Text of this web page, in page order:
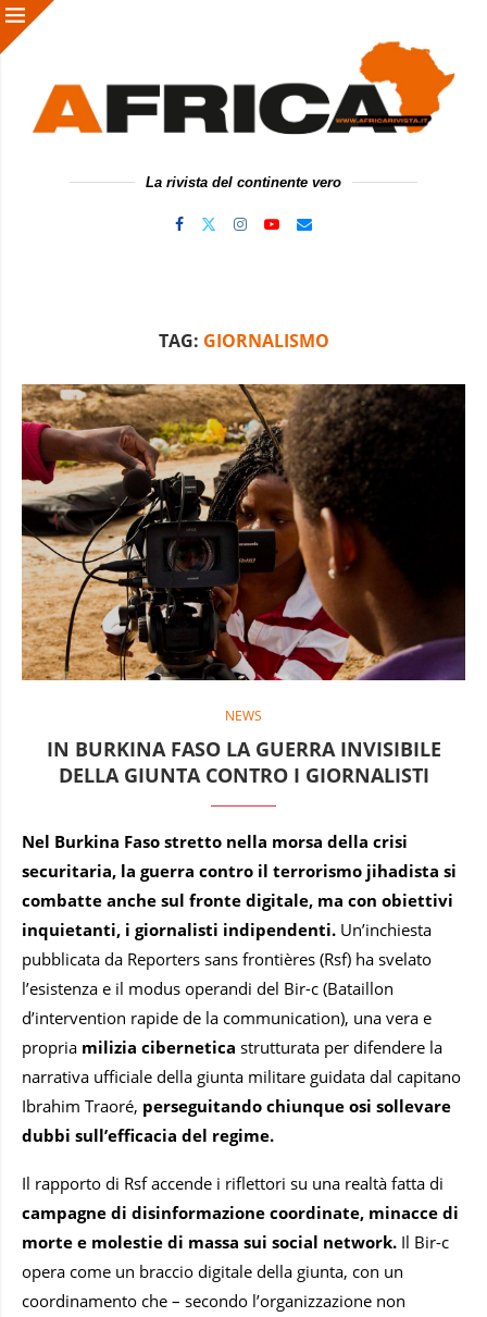
La rivista del continente vero
TAG: GIORNALISMO
NEWS
IN BURKINA FASO LA GUERRA INVISIBILE
DELLA GIUNTA CONTRO I GIORNALISTI
Nel Burkina Faso stretto nella morsa della crisi
securitaria, la guerra contro il terrorismo jihadista si
combatte anche sul fronte digitale, ma con obiettivi
inquietanti, i giornalisti indipendenti. Un’inchiesta
pubblicata da Reporters sans frontières (Rsf) ha svelato
l’esistenza e il modus operandi del Bir-c (Bataillon
d’intervention rapide de la communication), una vera e
propria milizia cibernetica strutturata per difendere la
narrativa ufficiale della giunta militare guidata dal capitano
Ibrahim Traoré, perseguitando chiunque osi sollevare
dubbi sull’efficacia del regime.
Il rapporto di Rsf accende i riflettori su una realtà fatta di
campagne di disinformazione coordinate, minacce di
morte e molestie di massa sui social network. Il Bir-c
opera come un braccio digitale della giunta, con un
coordinamento che – secondo l’organizzazione non